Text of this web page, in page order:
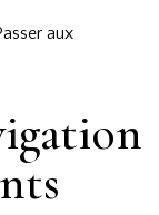
aux